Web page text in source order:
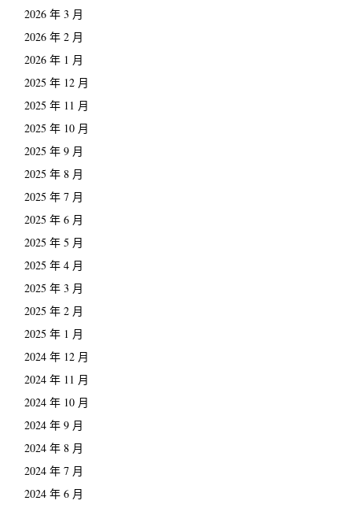
2026 年 3 月
2026 年 2 月
2026 年 1 月
2025 年 12 月
2025 年 11 月
2025 年 10 月
2025 年 9 月
2025 年 8 月
2025 年 7 月
2025 年 6 月
2025 年 5 月
2025 年 4 月
2025 年 3 月
2025 年 2 月
2025 年 1 月
2024 年 12 月
2024 年 11 月
2024 年 10 月
2024 年 9 月
2024 年 8 月
2024 年 7 月
2024 年 6 月